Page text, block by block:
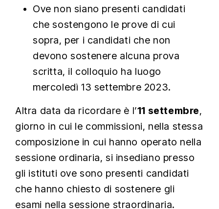
Ove non siano presenti candidati
che sostengono le prove di cui
sopra, per i candidati che non
devono sostenere alcuna prova
scritta, il colloquio ha luogo
mercoledì 13 settembre 2023.
Altra data da ricordare è l’11 settembre,
giorno in cui le commissioni, nella stessa
composizione in cui hanno operato nella
sessione ordinaria, si insediano presso
gli istituti ove sono presenti candidati
che hanno chiesto di sostenere gli
esami nella sessione straordinaria.